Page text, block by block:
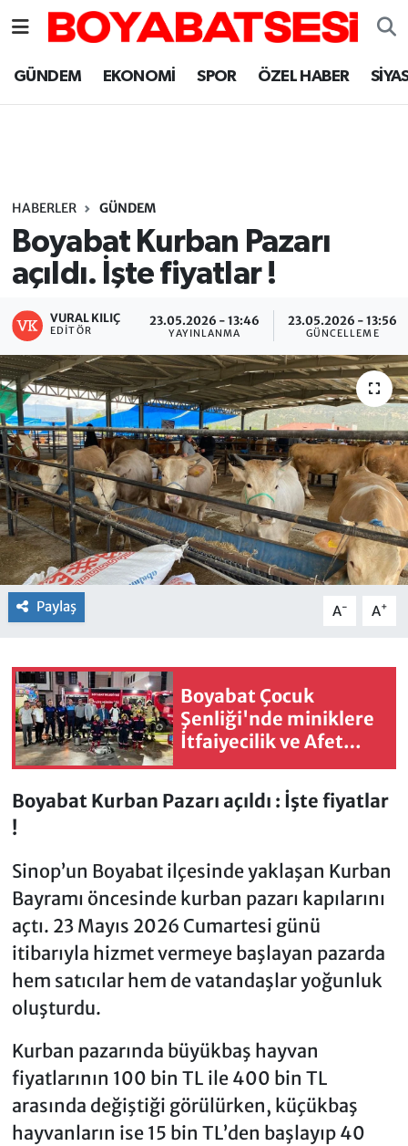
GÜNDEM EKONOMİ SPOR ÖZEL HABER
HABERLER GÜNDEM
Boyabat Kurban Pazarı
açıldı. İşte fiyatlar !
VURAL KILIÇ
EDITÖR
23.05.2026 - 13:46
YAYINLANMA
23.05.2026 - 13:56
GÜNCELLEME
Paylaş A- A+
Boyabat Çocuk
Şenliği'nde miniklere
İtfaiyecilik ve Afet
Eğitim
Boyabat Kurban Pazarı açıldı : İşte fiyatlar
!
Sinop’un Boyabat ilçesinde yaklaşan Kurban
Bayramı öncesinde kurban pazarı kapılarını
açtı. 23 Mayıs 2026 Cumartesi günü
itibarıyla hizmet vermeye başlayan pazarda
hem satıcılar hem de vatandaşlar yoğunluk
oluşturdu.
Kurban pazarında büyükbaş hayvan
fiyatlarının 100 bin TL ile 400 bin TL
arasında değiştiği görülürken, küçükbaş
hayvanların ise 15 bin TL’den başlayıp 40
Sinop Nöbetçi Eczaneler
Sinop Trafik Yoğunluk Haritası
Süper Lig Puan Durumu ve Fikstür
Haber Arşivi